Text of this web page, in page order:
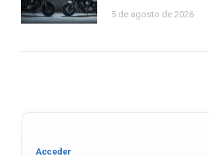
5 de agosto de 2026